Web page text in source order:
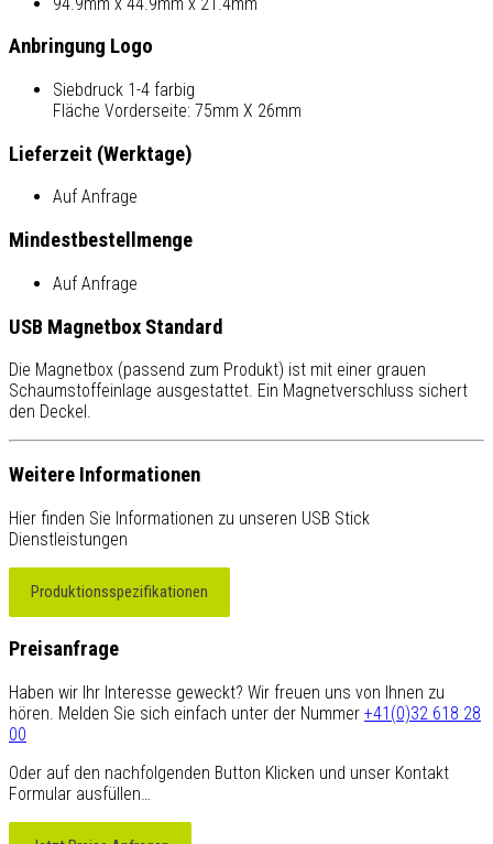
Anbringung Logo
Siebdruck 1-4 farbig
Fläche Vorderseite: 75mm X 26mm
Lieferzeit (Werktage)
Auf Anfrage
Mindestbestellmenge
Auf Anfrage
USB Magnetbox Standard
Die Magnetbox (passend zum Produkt) ist mit einer grauen
Schaumstoffeinlage ausgestattet. Ein Magnetverschluss sichert
den Deckel.
Weitere Informationen
Hier finden Sie Informationen zu unseren USB Stick
Dienstleistungen
Produktionsspezifikationen
Preisanfrage
Haben wir Ihr Interesse geweckt? Wir freuen uns von Ihnen zu
hören. Melden Sie sich einfach unter der Nummer +41(0)32 618 28
00
Oder auf den nachfolgenden Button Klicken und unser Kontakt
Formular ausfüllen…